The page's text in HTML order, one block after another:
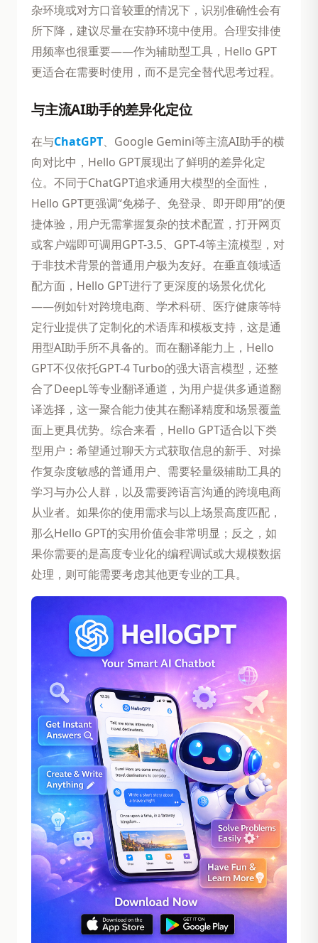
杂环境或对方口音较重的情况下，识别准确性会有
所下降，建议尽量在安静环境中使用。合理安排使
用频率也很重要——作为辅助型工具，Hello GPT
更适合在需要时使用，而不是完全替代思考过程。
与主流AI助手的差异化定位
在与ChatGPT、Google Gemini等主流AI助手的横
向对比中，Hello GPT展现出了鲜明的差异化定
位。不同于ChatGPT追求通用大模型的全面性，
Hello GPT更强调“免梯子、免登录、即开即用”的便
捷体验，用户无需掌握复杂的技术配置，打开网页
或客户端即可调用GPT-3.5、GPT-4等主流模型，对
于非技术背景的普通用户极为友好。在垂直领域适
配方面，Hello GPT进行了更深度的场景化优化
——例如针对跨境电商、学术科研、医疗健康等特
定行业提供了定制化的术语库和模板支持，这是通
用型AI助手所不具备的。而在翻译能力上，Hello
GPT不仅依托GPT-4 Turbo的强大语言模型，还整
合了DeepL等专业翻译通道，为用户提供多通道翻
译选择，这一聚合能力使其在翻译精度和场景覆盖
面上更具优势。综合来看，Hello GPT适合以下类
型用户：希望通过聊天方式获取信息的新手、对操
作复杂度敏感的普通用户、需要轻量级辅助工具的
学习与办公人群，以及需要跨语言沟通的跨境电商
从业者。如果你的使用需求与以上场景高度匹配，
那么Hello GPT的实用价值会非常明显；反之，如
果你需要的是高度专业化的编程调试或大规模数据
处理，则可能需要考虑其他更专业的工具。